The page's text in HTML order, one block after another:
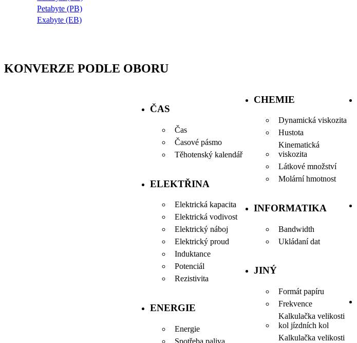
Petabyte (PB)
Exabyte (EB)
KONVERZE PODLE OBORU
ČAS
Čas
Časové pásmo
Těhotenský kalendář
ELEKTŘINA
Elektrická kapacita
Elektrická vodivost
Elektrický náboj
Elektrický proud
Induktance
Potenciál
Rezistivita
ENERGIE
Energie
Spotřeba paliva
CHEMIE
Dynamická viskozita
Hustota
Kinematická
viskozita
Látkové množství
Molární hmotnost
INFORMATIKA
Bandwidth
Ukládaní dat
JINÝ
Formát papíru
Frekvence
Kalkulačka velikosti
kol jízdních kol
Kalkulačka velikosti